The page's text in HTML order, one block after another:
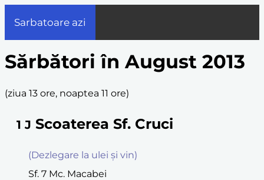
Sarbatoare azi
Sărbători în August 2013
(ziua 13 ore, noaptea 11 ore)
1 J Scoaterea Sf. Cruci
(Dezlegare la ulei şi vin)
Sf. 7 Mc. Macabei